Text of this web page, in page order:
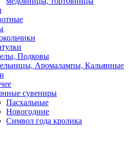
Подковы
Аромалампы, Кальянные
сувениры
Пасхальные
Новогодние
Символ года кролика